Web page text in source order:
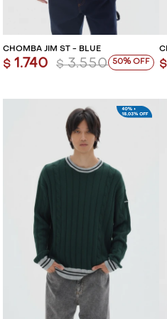
CHOMBA JIM ST - BLUE
$ 1.740 $ 3.550 50 $